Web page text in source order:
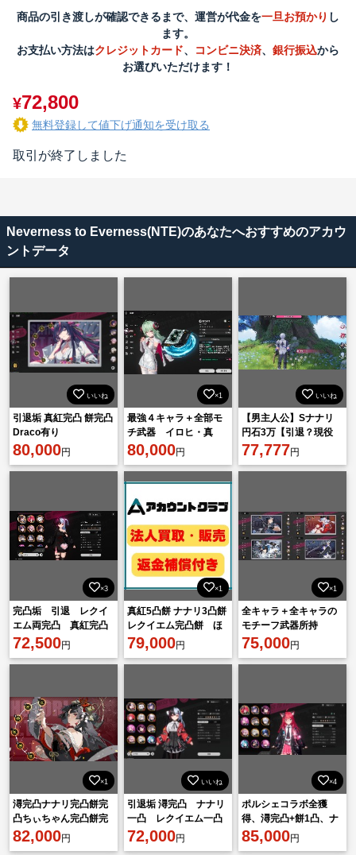
商品の引き渡しが確認できるまで、運営が代金を一旦お預かり し
ます。
お支払い方法はクレジットカード、 コンビニ決済、 銀行振込から
お選びいただけます！
¥72,800
無料登録して値下げ通知を受け取る
取引が終了しました
Neverness to Everness(NTE)のあなたへおすすめのアカウ
ントデータ
いいね
引退垢 真紅完凸 餅完凸
Draco有り
80,000円
×1
最強４キャラ＋全部モ
チ武器 イロヒ・真
紅・ナナリ・ほとり・
カオス +限定ポルシェ
80,000円
いいね
【男主人公】Sナナリ
円石3万【引退？現役
中・Sキャラ選択権×2
有り】
77,777円
×3
完凸垢 引退 レクイ
エム両完凸 真紅完凸
餅無凸
72,500円
×1
真紅5凸餅 ナナリ3凸餅
レクイエム完凸餅 ほ
とり完凸餅 早霧3凸
餅 ちいちゃん5凸餅
79,000円
×1
全キャラ＋全キャラの
モチーフ武器所持
75,000円
×1
潯完凸ナナリ完凸餅完
凸ちぃちゃん完凸餅完
凸ポルシェ所持
82,000円
いいね
引退垢 潯完凸 ナナリ
一凸 レクイエム一凸
72,000円
×4
ポルシェコラボ全獲
得、潯完凸+餅1凸、ナ
ナリ完凸+餅無凸 S武器
17 引退垢
85,000円